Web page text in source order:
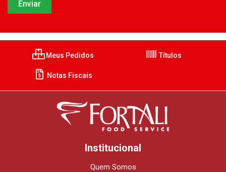
Meus Pedidos Títulos
Notas Fiscais
Institucional
Quem Somos